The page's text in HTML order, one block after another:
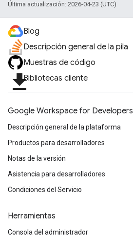
Última actualización: 2026-04-23 (UTC)
Blog
Descripción general de la pila
Muestras de código
file_downloadBibliotecas cliente
Google Workspace for Developers
Descripción general de la plataforma
Productos para desarrolladores
Notas de la versión
Asistencia para desarrolladores
Condiciones del Servicio
Herramientas
Consola del administrador